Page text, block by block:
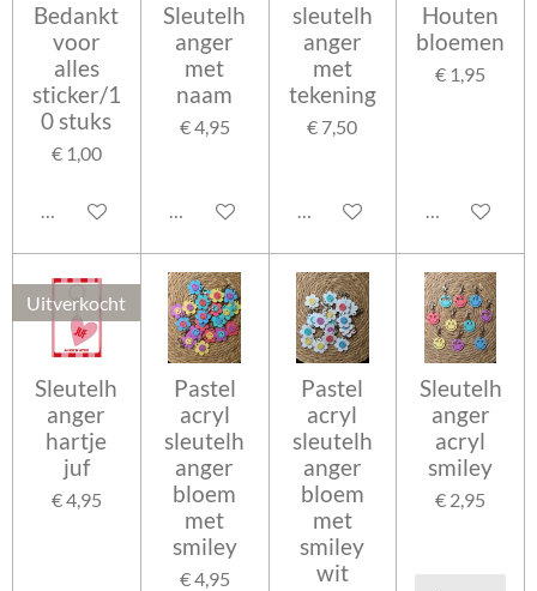
Bedankt
voor
alles
sticker/1
0 stuks
€ 1,00
In winkelwagen
Sleutelh
anger
met
naam
€ 4,95
In winkelwagen
sleutelh
anger
met
tekening
€ 7,50
In winkelwagen
Houten
bloemen
€ 1,95
Bekijk details
Uitverkocht
Sleutelh
anger
hartje
juf
€ 4,95
Pastel
acryl
sleutelh
anger
bloem
met
smiley
€ 4,95
Pastel
acryl
sleutelh
anger
bloem
met
smiley
wit
Sleutelh
anger
acryl
smiley
€ 2,95